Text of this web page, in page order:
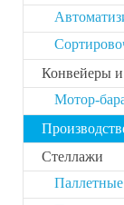
Конвейеры
Мотор-
Стеллажи